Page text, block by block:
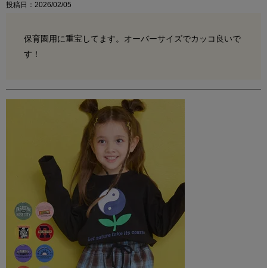
投稿日 2026/02/05
保育園用に重宝してます。オーバーサイズでカッコ良いで
す！